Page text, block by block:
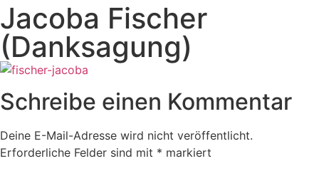
Jacoba Fischer
(Danksagung)
Schreibe einen Kommentar
Deine E-Mail-Adresse wird nicht veröffentlicht.
Erforderliche Felder sind mit * markiert